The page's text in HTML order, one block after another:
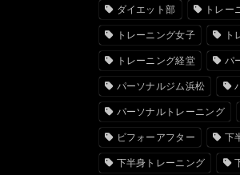
ダイエット部 トレー
トレーニング女子 ト
トレーニング経堂 パ
パーソナルジム浜松
パーソナルトレーニング
ビフォーアフター 下
下半身トレーニング